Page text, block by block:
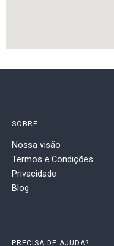
SOBRE
Nossa visão
Termos e Condições
Privacidade
Blog
PRECISA DE AJUDA?